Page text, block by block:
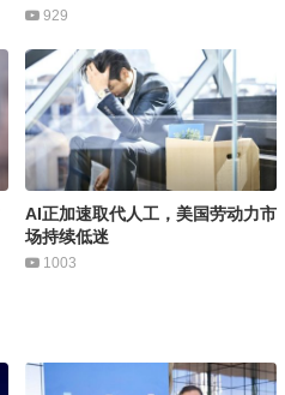
929
AI正加速取代人工，美国劳动力市
场持续低迷
1003